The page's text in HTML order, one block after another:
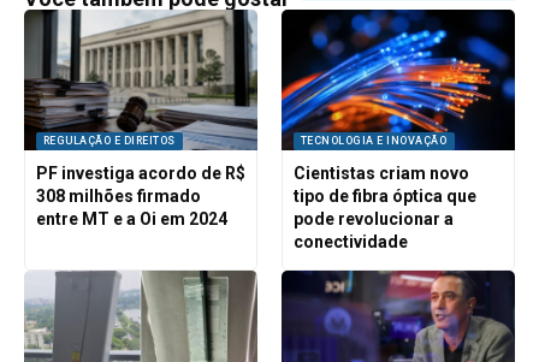
REGULAÇÃO E DIREITOS
PF investiga acordo de R$
308 milhões firmado
entre MT e a Oi em 2024
TECNOLOGIA E INOVAÇÃO
Cientistas criam novo
tipo de fibra óptica que
pode revolucionar a
conectividade